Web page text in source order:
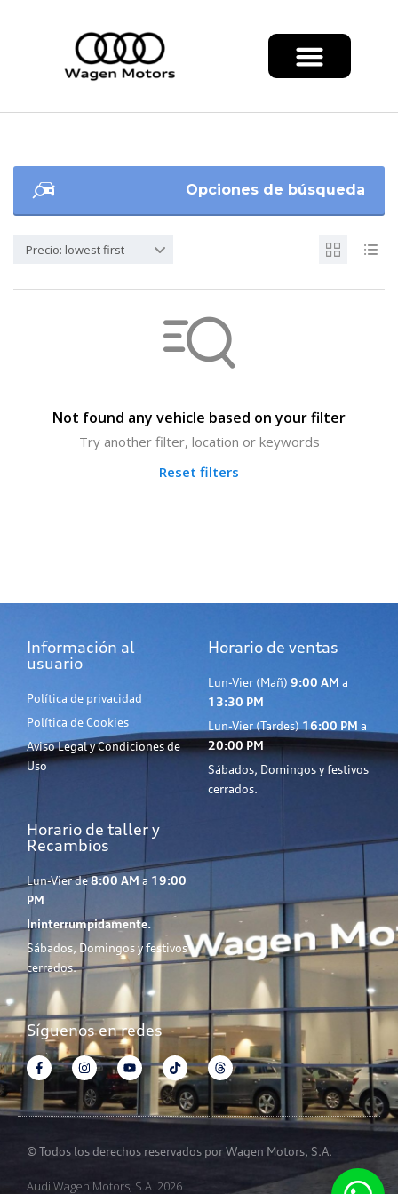
Opciones de búsqueda
Precio: lowest first
Not found any vehicle based on your filter
Try another filter, location or keywords
Reset filters
Información al
usuario
Política de privacidad
Política de Cookies
Aviso Legal y Condiciones de
Uso
Horario de ventas
Lun-Vier (Mañ) 9:00 AM a
13:30 PM
Lun-Vier (Tardes) 16:00 PM a
20:00 PM
Sábados, Domingos y festivos
cerrados.
Horario de taller y
Recambios
Lun-Vier de8:00 AM a 19:00
PM
Ininterrumpidamente.
Sábados, Domingos y festivos
cerrados.
Síguenos en redes
© Todos los derechos reservados por Wagen Motors, S.A.
Audi Wagen Motors, S.A. 2026